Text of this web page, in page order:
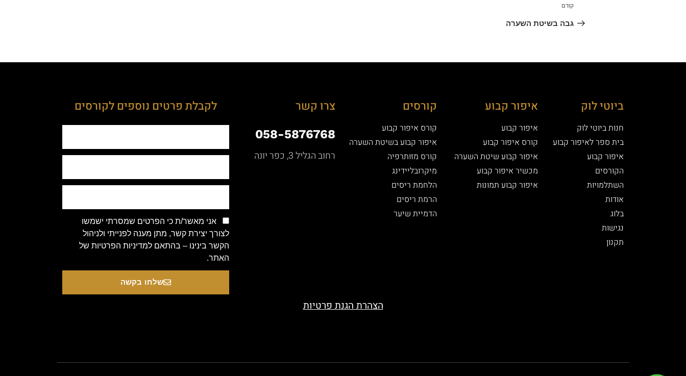
קודם
גבה בשיטת השערה
ביוטי לוק
חנות ביוטי לוק
בית ספר לאיפור קבוע
איפור קבוע
הקורסים
השתלמויות
אודות
בלוג
נגישות
תקנון
איפור קבוע
איפור קבוע
קורס איפור קבוע
איפור קבוע שיטת השערה
מכשיר איפור קבוע
איפור קבוע תמונות
קורסים
קורס איפור קבוע
איפור קבוע בשיטת השערה
קורס מזותרפיה
מיקרובליידינג
הלחמת ריסים
הרמת ריסים
הדמיית שיער
צרו קשר
058-5876768
רחוב הגליל 3, כפר יונה
לקבלת פרטים נוספים לקורסים
אני מאשר/ת כי הפרטים שמסרתי ישמשו
לצורך יצירת קשר, מתן מענה לפנייתי ולניהול
הקשר בינינו – בהתאם למדיניות הפרטיות של
האתר.
שלחו בקשה
הצהרת הגנת פרטיות